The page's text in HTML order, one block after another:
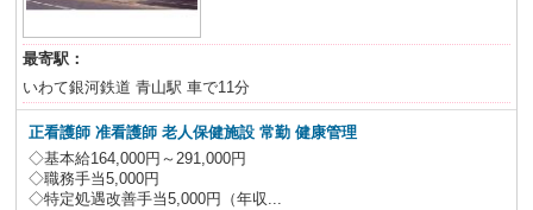
最寄駅：
いわて銀河鉄道 青山駅 車で11分
正看護師 准看護師 老人保健施設常勤 健康管理
◇基本給164,000円～291,000円
◇職務手当5,000円
◇特定処遇改善手当5,000円（年収...